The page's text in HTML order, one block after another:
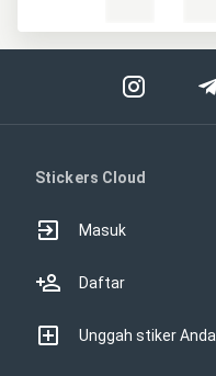
Stickers Cloud
Masuk
Daftar
Unggah stiker Anda